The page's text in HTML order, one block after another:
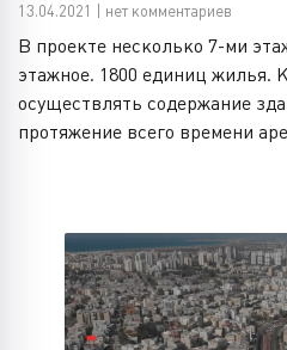
13.04.2021 | нет комментариев
В проекте несколько 7-ми
этажное. 1800 единиц жилья.
осуществлять содержание
протяжение всего времени